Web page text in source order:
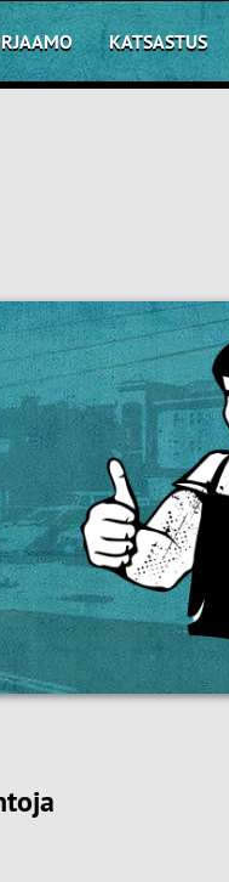
KATSASTUS